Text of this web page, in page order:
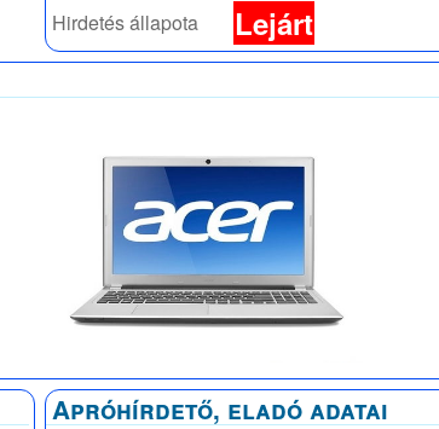
Hirdetés állapota
Lejárt
Apróhírdető, eladó adatai